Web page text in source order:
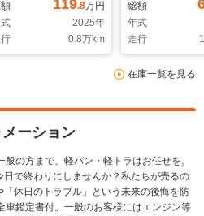
119.8万円
2025年
0.8万km
総額
年式
走行
在庫一覧を見る
ーション
の方まで、軽バン・軽トラはお任せを。
で終わりにしませんか？私たちが売るの
休日のトラブル」という未来の後悔を防
車鑑定書付。一般のお客様にはエンジン等